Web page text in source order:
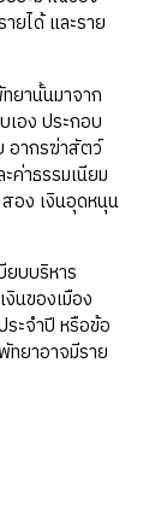
ยได้ และราย
ยานั้นมาจาก
เอง ประกอบ
อากรฆ่าสัตว์
ค่าธรรมเนียม
อง เงินอุดหนุน
บบริหาร
นของเมือง
ะจำปี หรือข้อ
ยาอาจมีราย